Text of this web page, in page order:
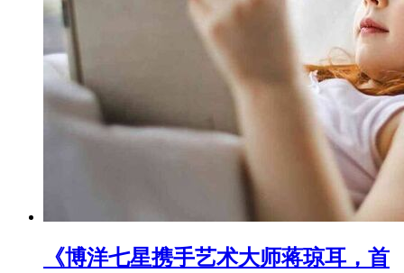
《博洋七星携手艺术大师蒋琼耳，首